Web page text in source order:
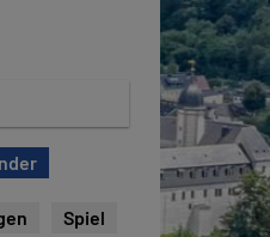
Spiel